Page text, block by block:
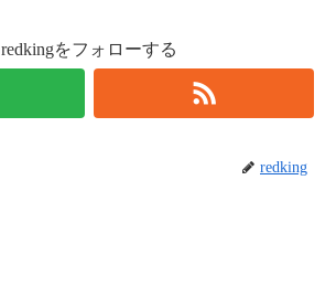
redkingをフォローする
redking